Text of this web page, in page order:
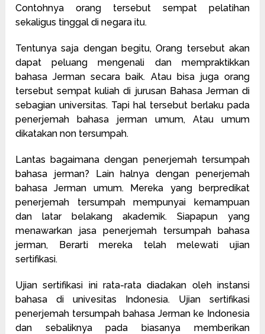
Contohnya orang tersebut sempat pelatihan
sekaligus tinggal di negara itu.
Tentunya saja dengan begitu, Orang tersebut akan
dapat peluang mengenali dan mempraktikkan
bahasa Jerman secara baik. Atau bisa juga orang
tersebut sempat kuliah di jurusan Bahasa Jerman di
sebagian universitas. Tapi hal tersebut berlaku pada
penerjemah bahasa jerman umum, Atau umum
dikatakan non tersumpah.
Lantas bagaimana dengan penerjemah tersumpah
bahasa jerman? Lain halnya dengan penerjemah
bahasa Jerman umum. Mereka yang berpredikat
penerjemah tersumpah mempunyai kemampuan
dan latar belakang akademik. Siapapun yang
menawarkan jasa penerjemah tersumpah bahasa
jerman, Berarti mereka telah melewati ujian
sertifikasi.
Ujian sertifikasi ini rata-rata diadakan oleh instansi
bahasa di univesitas Indonesia. Ujian sertifikasi
penerjemah tersumpah bahasa Jerman ke Indonesia
dan sebaliknya pada biasanya memberikan